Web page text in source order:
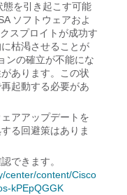
を引き起こす可能
ソフトウェアおよ
スプロイトが成功す
枯渇させることが
ンの確立が不能にな
あります。この状
起動する必要があ
アアップデートを
る回避策はありま
できます。
center/content/Cisco
kPEpQGGK